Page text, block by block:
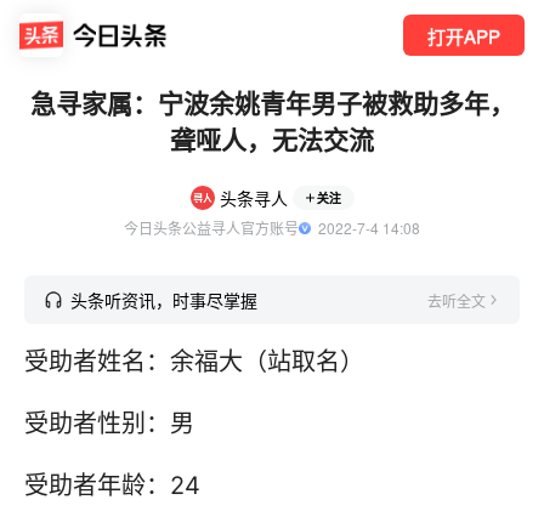
打开APP
急寻家属：宁波余姚青年男子被救助多年，
聋哑人，无法交流
头条寻人 关注
今日头条公益寻人官方账号
  2022-7-4 14:08
头条听资讯，时事尽掌握 去听全文
受助者姓名：余福大（站取名）
受助者性别：男
受助者年龄：24